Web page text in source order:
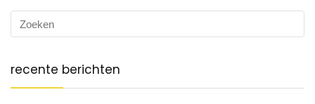
recente berichten